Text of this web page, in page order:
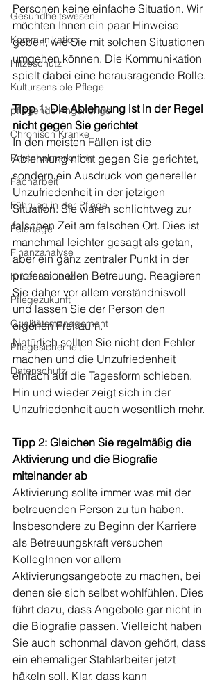
Gesundheitswesen
Kommunikation
Hitzeschutz
Kultursensible Pflege
pflegende Angehörige
Chronisch Kranke
Personalmarketing
Facharbeit
Führung in der Pflege
Feiertage
Finanzanalyse
Krisenresilienz
Pflegezukunft
Qualitätsmanagement
Pflegesicherheit
Datenschutz
Personen keine einfache Situation. Wir
möchten Ihnen ein paar Hinweise
geben, wie Sie mit solchen Situationen
umgehen können. Die Kommunikation
spielt dabei eine herausragende Rolle.
Tipp 1: Die Ablehnung ist in der Regel
nicht gegen Sie gerichtet
In den meisten Fällen ist die
Ablehnung nicht gegen Sie gerichtet,
sondern ein Ausdruck von genereller
Unzufriedenheit in der jetzigen
Situation. Sie waren schlichtweg zur
falschen Zeit am falschen Ort. Dies ist
manchmal leichter gesagt als getan,
aber ein ganz zentraler Punkt in der
professionellen Betreuung. Reagieren
Sie daher vor allem verständnisvoll
und lassen Sie der Person den
eigenen Freiraum.
Natürlich sollten Sie nicht den Fehler
machen und die Unzufriedenheit
einfach auf die Tagesform schieben.
Hin und wieder zeigt sich in der
Unzufriedenheit auch wesentlich mehr.
Tipp 2: Gleichen Sie regelmäßig die
Aktivierung und die Biografie
miteinander ab
Aktivierung sollte immer was mit der
betreuenden Person zu tun haben.
Insbesondere zu Beginn der Karriere
als Betreuungskraft versuchen
KollegInnen vor allem
Aktivierungsangebote zu machen, bei
denen sie sich selbst wohlfühlen. Dies
führt dazu, dass Angebote gar nicht in
die Biografie passen. Vielleicht haben
Sie auch schonmal davon gehört, dass
ein ehemaliger Stahlarbeiter jetzt
häkeln soll. Klar, dass kann